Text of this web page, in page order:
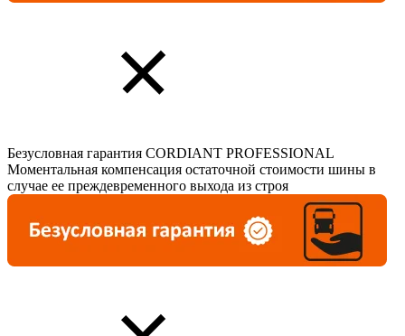
Безусловная гарантия CORDIANT PROFESSIONAL
Моментальная компенсация остаточной стоимости шины в
случае ее преждевременного выхода из строя